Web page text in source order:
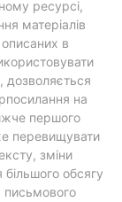
ресурсі,
матеріалів
в
дозволяється
на
першого
перевищувати
зміни
обсягу